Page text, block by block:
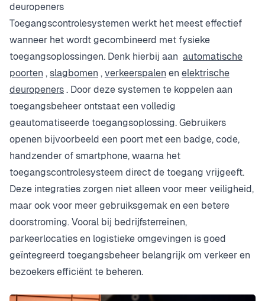
deuropeners
Toegangscontrolesystemen werkt het meest effectief
wanneer het wordt gecombineerd met fysieke
toegangsoplossingen. Denk hierbij aan automatische
poorten ,slagbomen ,verkeerspalen en elektrische
deuropeners. Door deze systemen te koppelen aan
toegangsbeheer ontstaat een volledig
geautomatiseerde toegangsoplossing. Gebruikers
openen bijvoorbeeld een poort met een badge, code,
handzender of smartphone, waarna het
toegangscontrolesysteem direct de toegang vrijgeeft.
Deze integraties zorgen niet alleen voor meer veiligheid,
maar ook voor meer gebruiksgemak en een betere
doorstroming. Vooral bij bedrijfsterreinen,
parkeerlocaties en logistieke omgevingen is goed
geïntegreerd toegangsbeheer belangrijk om verkeer en
bezoekers efficiënt te beheren.